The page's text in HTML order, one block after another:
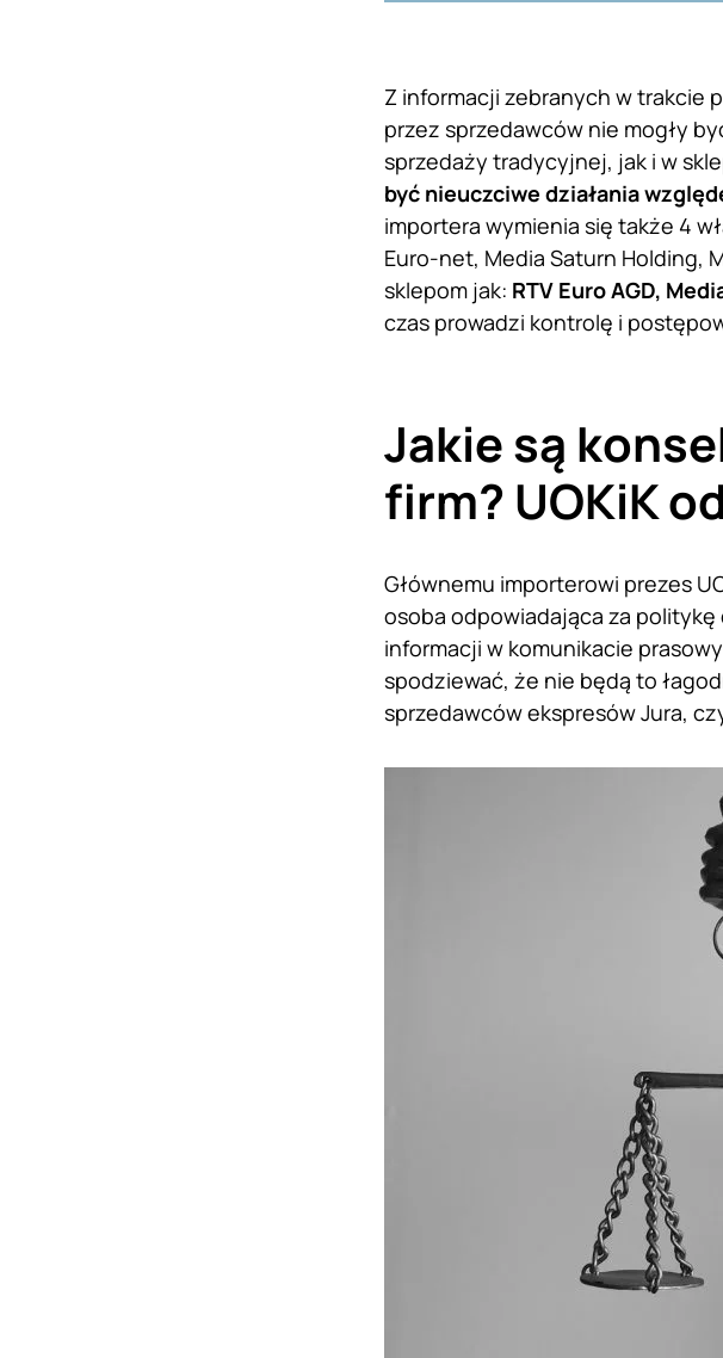
Z informacji zebranych w trakcie
przez sprzedawców nie mogły
sprzedaży tradycyjnej, jak i w
być nieuczciwe działania
importera wymienia się także 4
Euro-net, Media Saturn Holding,
sklepom jak: RTV Euro AGD,
czas prowadzi kontrolę i
Jakie są
firm? UOKiK
Głównemu importerowi prezes
osoba odpowiadająca za
informacji w komunikacie
spodziewać, że nie będą to
sprzedawców ekspresów Jura,